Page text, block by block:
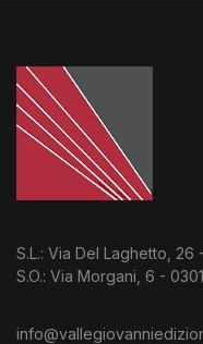
S.L.: Via Del Laghetto, 26
S.O.: Via Morgani, 6 -